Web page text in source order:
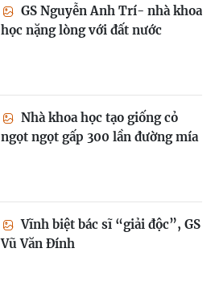
GS Nguyễn Anh Trí- nhà khoa
học nặng lòng với đất nước
Nhà khoa học tạo giống cỏ
ngọt ngọt gấp 300 lần đường mía
Vĩnh biệt bác sĩ “giải độc”, GS
Vũ Văn Đính